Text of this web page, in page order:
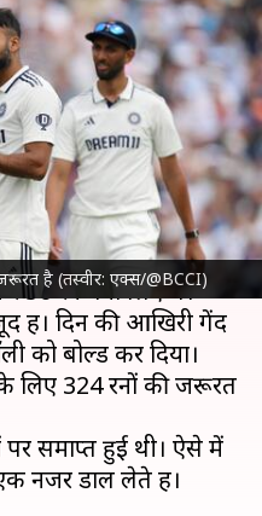
है (तस्वीर: एक्स/@BCCI)
जीत के लिए
ऐसा रहा
pm
के तीसरे दिन का खेल
50 रन बना लिए थे।
हैं। दिन की आखिरी गेंद
को बोल्ड कर दिया।
लिए 324 रनों की जरूरत
पर समाप्त हुई थी। ऐसे में